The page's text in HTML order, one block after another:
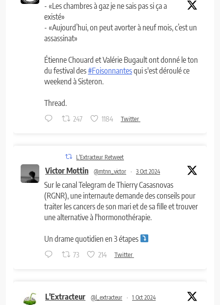
- «Les chambres à gaz je ne sais pas si ça a
existé»
- «Aujourd’hui, on peut avorter à neuf mois, c’est un
assassinat»
Étienne Chouard et Valérie Bugault ont donné le ton
du festival des#Foisonnantesqui s'est déroulé ce
weekend à Sisteron.
Thread.
247 1184 Twitter
L'Extracteur Retweet
Victor Mottin @mtnn_victor · 3 Oct 2024
Sur le canal Telegram de Thierry Casasnovas
(RGNR), une internaute demande des conseils pour
traiter les cancers de son mari et de sa fille et trouver
une alternative à l'hormonothérapie.
Un drame quotidien en 3 étapes
73 214 Twitter
L'Extracteur @l_extracteur · 1 Oct 2024